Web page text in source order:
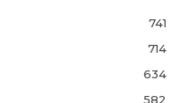
741
714
634
582